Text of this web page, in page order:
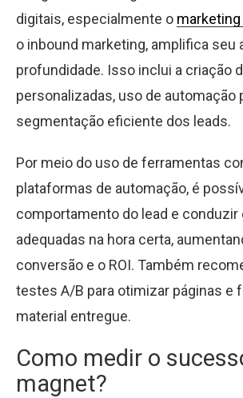
digitais, especialmente o
o inbound marketing, amplifica seu
profundidade. Isso inclui a criação
personalizadas, uso de automação
segmentação eficiente dos leads.
Por meio do uso de ferramentas
plataformas de automação, é
comportamento do lead e conduzir
adequadas na hora certa,
conversão e o ROI. Também
testes A/B para otimizar páginas e
material entregue.
Como medir o
magnet?